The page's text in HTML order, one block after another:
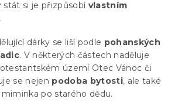
stát si je přizpůsobí vlastním
.
dárky se liší podle pohanských
. V některých částech naděluje
území Otec Vánoc či
se nejen podoba bytosti, ale také
po starého dědu.